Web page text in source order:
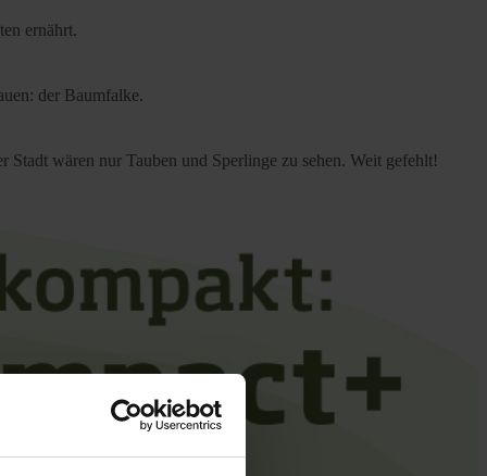
ernährt.
der Baumfalke.
wären nur Tauben und Sperlinge zu sehen. Weit gefehlt!